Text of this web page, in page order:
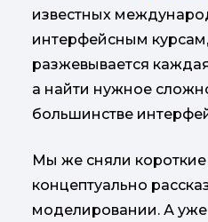
известных
интерфейсным
разжевывается
а найти нужное
большинстве
Мы же сняли
концептуально
моделировании. А уже